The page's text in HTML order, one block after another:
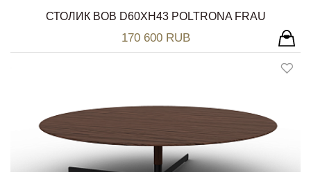
СТОЛИК BOB D60ХH43 POLTRONA FRAU
170 600 RUB